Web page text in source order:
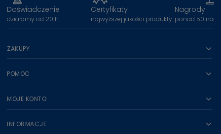
Doświadczenie
działamy od 2011r.
Certyfikaty
najwyższej jakości produkty
Nagrody
ponad 50
ZAKUPY
POMOC
MOJE KONTO
INFORMACJE